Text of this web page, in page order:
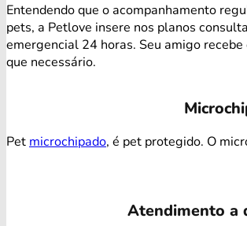
Entendendo que o acompanhamento
pets, a Petlove insere nos planos
emergencial 24 horas. Seu amigo
que necessário.
Pet microchipado, é pet protegido. O
Atendimento a